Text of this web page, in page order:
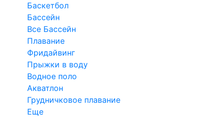
Баскетбол
Бассейн
Все Бассейн
Плавание
Фридайвинг
Прыжки в воду
Водное поло
Акватлон
Грудничковое плавание
Еще